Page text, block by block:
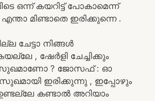
ഒന്ന് കയറിട്ട് പോകാമെന്ന്
മിണ്ടാതെ ഇരിക്കുന്നെ .
ചേട്ടാ നിങ്ങൾ
, ഷേർളി ചേച്ചിക്കും
സുഖമാണോ ? ജോസഫ് : ഓ
ഇരിക്കുന്നു , ഇപ്പോഴും
കണ്ടാൽ അറിയാം